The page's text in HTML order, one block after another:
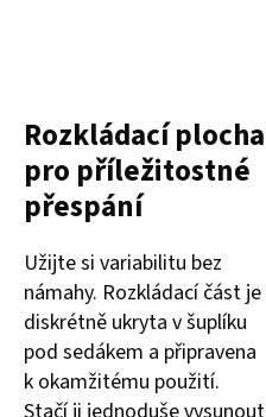
Rozkládací plocha
pro příležitostné
přespání
Užijte si variabilitu bez
námahy. Rozkládací část je
diskrétně ukryta v šuplíku
pod sedákem a připravena
k okamžitému použití.
Stačí ji jednoduše vysunout